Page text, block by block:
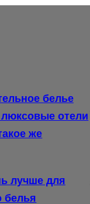
белье
отели
же
лучше для
белья